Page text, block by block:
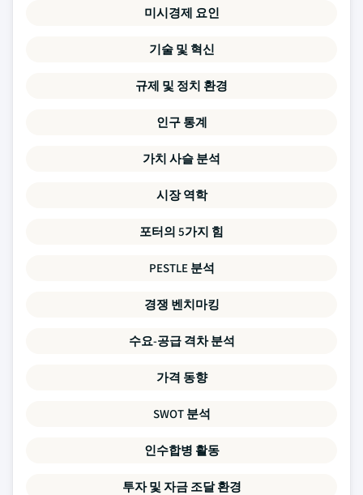
미시경제 요인
기술 및 혁신
규제 및 정치 환경
인구 통계
가치 사슬 분석
시장 역학
포터의 5가지 힘
PESTLE 분석
경쟁 벤치마킹
수요-공급 격차 분석
가격 동향
SWOT 분석
인수합병 활동
투자 및 자금 조달 환경